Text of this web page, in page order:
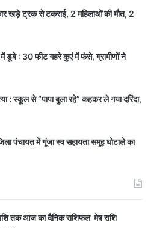
खड़े ट्रक से टकराई, 2 महिलाओं की मौत, 2
में डूबे : 30 फीट गहरे कुएं में फंसे, ग्रामीणों ने
: स्कूल से “पापा बुला रहे” कहकर ले गया दरिंदा,
पंचायत में गूंजा स्व सहायता समूह घोटाले का
तक आज का दैनिक राशिफल मेष राशि